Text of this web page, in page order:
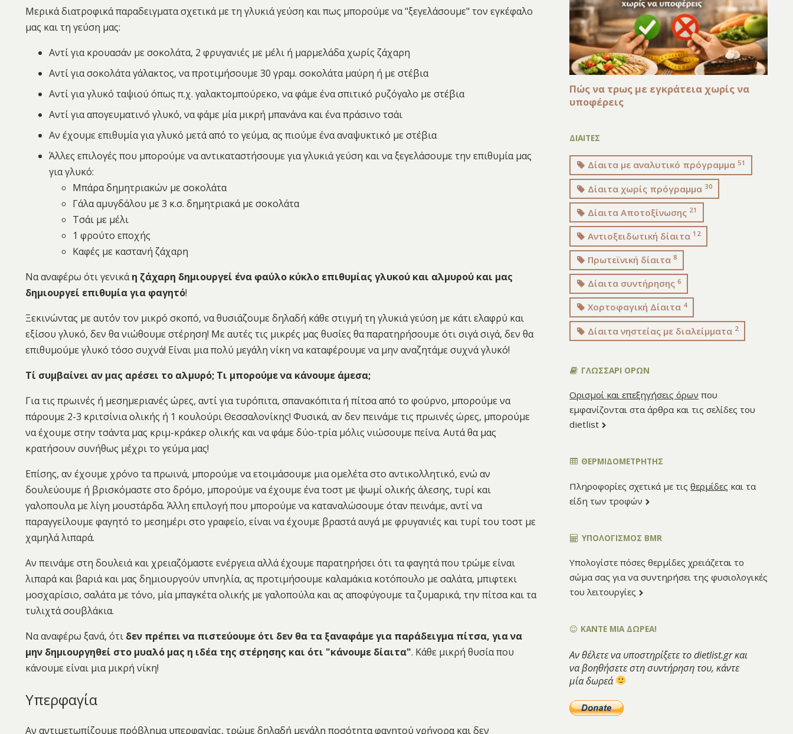
Μερικά διατροφικά παραδειγματα σχετικά με τη γλυκιά γεύση και πως μπορούμε να "ξεγελάσουμε" τον εγκέφαλο
μας και τη γεύση μας:
Αντί για κρουασάν με σοκολάτα, 2 φρυγανιές με μέλι ή μαρμελάδα χωρίς ζάχαρη
Αντί για σοκολάτα γάλακτος, να προτιμήσουμε 30 γραμ. σοκολάτα μαύρη ή με στέβια
Αντί για γλυκό ταψιού όπως π.χ. γαλακτομπούρεκο, να φάμε ένα σπιτικό ρυζόγαλο με στέβια
Αντί για απογευματινό γλυκό, να φάμε μία μικρή μπανάνα και ένα πράσινο τσάι
Αν έχουμε επιθυμία για γλυκό μετά από το γεύμα, ας πιούμε ένα αναψυκτικό με στέβια
Άλλες επιλογές που μπορούμε να αντικαταστήσουμε για γλυκιά γεύση και να ξεγελάσουμε την επιθυμία μας
για γλυκό:
Μπάρα δημητριακών με σοκολάτα
Γάλα αμυγδάλου με 3 κ.σ. δημητριακά με σοκολάτα
Τσάι με μέλι
1 φρούτο εποχής
Καφές με καστανή ζάχαρη
Να αναφέρω ότι γενικάη ζάχαρη δημιουργεί ένα φαύλο κύκλο επιθυμίας γλυκού και αλμυρού και μας
δημιουργεί επιθυμία για φαγητό!
Ξεκινώντας με αυτόν τον μικρό σκοπό, να θυσιάζουμε δηλαδή κάθε στιγμή τη γλυκιά γεύση με κάτι ελαφρύ και
εξίσου γλυκό, δεν θα νιώθουμε στέρηση! Με αυτές τις μικρές μας θυσίες θα παρατηρήσουμε ότι σιγά σιγά, δεν θα
επιθυμούμε γλυκό τόσο συχνά! Είναι μια πολύ μεγάλη νίκη να καταφέρουμε να μην αναζητάμε συχνά γλυκό!
Τί συμβαίνει αν μας αρέσει το αλμυρό; Τι μπορούμε να κάνουμε άμεσα;
Για τις πρωινές ή μεσημεριανές ώρες, αντί για τυρόπιτα, σπανακόπιτα ή πίτσα από το φούρνο, μπορούμε να
πάρουμε 2-3 κριτσίνια ολικής ή 1 κουλούρι Θεσσαλονίκης! Φυσικά, αν δεν πεινάμε τις πρωινές ώρες, μπορούμε
να έχουμε στην τσάντα μας κριμ-κράκερ ολικής και να φάμε δύο-τρία μόλις νιώσουμε πείνα. Αυτά θα μας
κρατήσουν συνήθως μέχρι το γεύμα μας!
Επίσης, αν έχουμε χρόνο τα πρωινά, μπορούμε να ετοιμάσουμε μια ομελέτα στο αντικολλητικό, ενώ αν
δουλεύουμε ή βρισκόμαστε στο δρόμο, μπορούμε να έχουμε ένα τοστ με ψωμί ολικής άλεσης, τυρί και
γαλοπουλα με λίγη μουστάρδα. Άλλη επιλογή που μπορούμε να καταναλώσουμε όταν πεινάμε, αντί να
παραγγείλουμε φαγητό το μεσημέρι στο γραφείο, είναι να έχουμε βραστά αυγά με φρυγανιές και τυρί του τοστ με
χαμηλά λιπαρά.
Αν πεινάμε στη δουλειά και χρειαζόμαστε ενέργεια αλλά έχουμε παρατηρήσει ότι τα φαγητά που τρώμε είναι
λιπαρά και βαριά και μας δημιουργούν υπνηλία, ας προτιμήσουμε καλαμάκια κοτόπουλο με σαλάτα, μπιφτεκι
μοσχαρίσιο, σαλάτα με τόνο, μία μπαγκέτα ολικής με γαλοπούλα και ας αποφύγουμε τα ζυμαρικά, την πίτσα και τα
τυλιχτά σουβλάκια.
Να αναφέρω ξανά, ότι δεν πρέπει να πιστεύουμε ότι δεν θα τα ξαναφάμε για παράδειγμα πίτσα, για να
μην δημιουργηθεί στο μυαλό μας η ιδέα της στέρησης και ότι "κάνουμε δίαιτα". Κάθε μικρή θυσία που
κάνουμε είναι μια μικρή νίκη!
Υπερφαγία
Αν αντιμετωπίζουμε πρόβλημα υπερφαγίας, τρώμε δηλαδή μεγάλη ποσότητα φαγητού γρήγορα και δεν
Πώς να τρως με εγκράτεια χωρίς να
υποφέρεις
ΔΙΑΙΤΕΣ
Δίαιτα με αναλυτικό πρόγραμμα51
Δίαιτα χωρίς πρόγραμμα 30
Δίαιτα Αποτοξίνωσης 21
Αντιοξειδωτική δίαιτα 12
Πρωτεϊνική δίαιτα8
Δίαιτα συντήρησης6
Χορτοφαγική Δίαιτα 4
Δίαιτα νηστείας με διαλείμματα 2
ΓΛΩΣΣΑΡΙ ΟΡΩΝ
Ορισμοί και επεξηγήσεις όρων που
εμφανίζονται στα άρθρα και τις σελίδες του
dietlist
ΘΕΡΜΙΔΟΜΕΤΡΗΤΗΣ
Πληροφορίες σχετικά με τιςθερμίδες και τα
είδη των τροφών
ΥΠΟΛΟΓΙΣΜΌΣ BMR
Υπολογίστε πόσες θερμίδες χρειάζεται το
σώμα σας για να συντηρήσει της φυσιολογικές
του λειτουργίες
ΚΑΝΤΕ ΜΙΑ ΔΩΡΕΑ!
Αν θέλετε να υποστηρίξετε το dietlist.gr και
να βοηθήσετε στη συντήρηση του, κάντε
μία δωρεά